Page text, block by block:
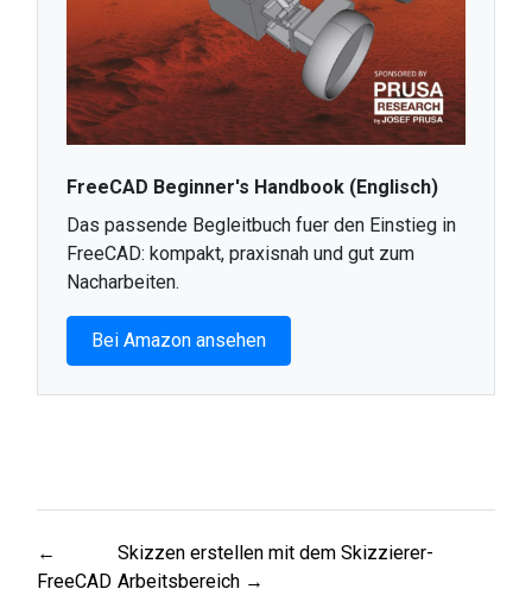
FreeCAD Beginner's Handbook (Englisch)
Das passende Begleitbuch fuer den Einstieg in
FreeCAD: kompakt, praxisnah und gut zum
Nacharbeiten.
Bei Amazon ansehen
←
FreeCAD
Skizzen erstellen mit dem Skizzierer-
Arbeitsbereich →